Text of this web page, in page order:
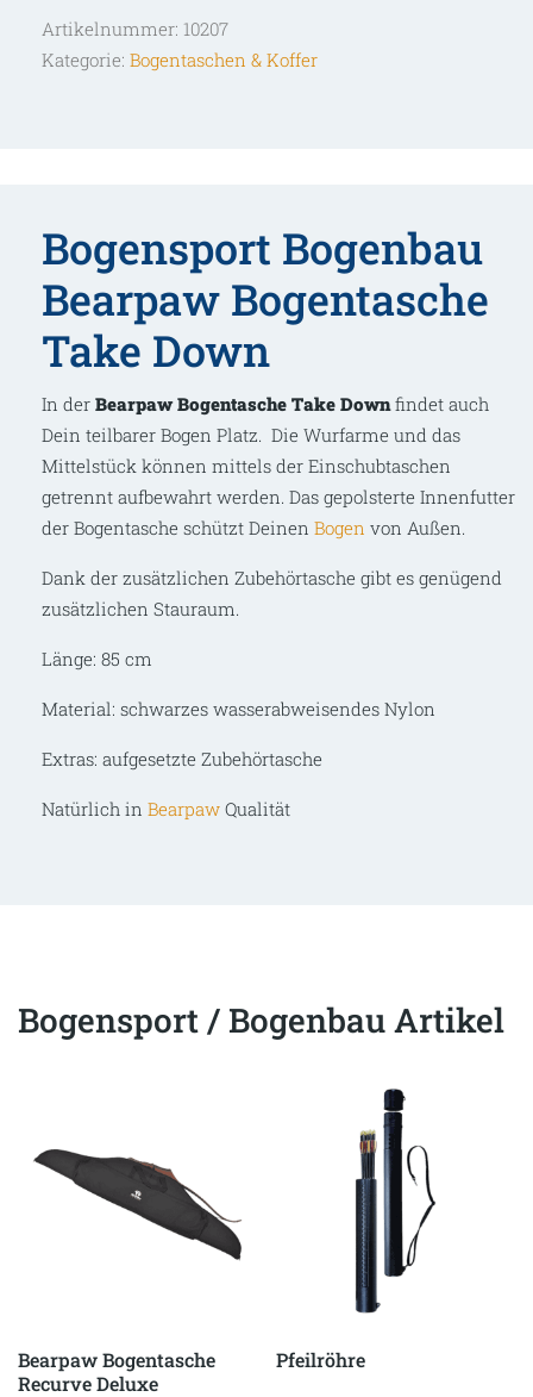
Down
Menge
Artikelnummer: 10207
Kategorie: Bogentaschen & Koffer
Bogensport Bogenbau
Bearpaw Bogentasche
Take Down
In der Bearpaw Bogentasche Take Downfindet auch
Dein teilbarer Bogen Platz. Die Wurfarme und das
Mittelstück können mittels der Einschubtaschen
getrennt aufbewahrt werden. Das gepolsterte Innenfutter
der Bogentasche schützt Deinen Bogen von Außen.
Dank der zusätzlichen Zubehörtasche gibt es genügend
zusätzlichen Stauraum.
Länge: 85 cm
Material: schwarzes wasserabweisendes Nylon
Extras: aufgesetzte Zubehörtasche
Natürlich in Bearpaw Qualität
Bogensport / Bogenbau Artikel
Bearpaw Bogentasche
Recurve Deluxe
Pfeilröhre